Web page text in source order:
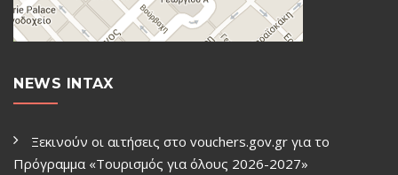
NEWS INTAX
Ξεκινούν οι αιτήσεις στο vouchers.gov.gr για το
Πρόγραμμα «Τουρισμός για όλους 2026-2027»